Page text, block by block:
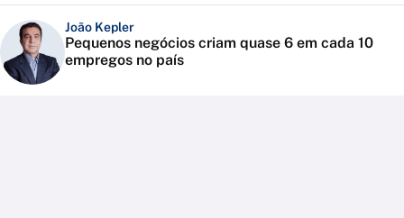
João Kepler
Pequenos negócios criam quase 6 em cada 10
empregos no país